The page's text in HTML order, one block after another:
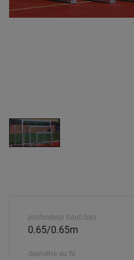
profondeur haut/bas
0.65/0.65m
diamètre du fil